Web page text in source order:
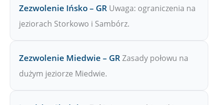
Zezwolenie Ińsko – GR Uwaga: ograniczenia na
jeziorach Storkowo i Sambórz.
Zezwolenie Miedwie – GRZasady połowu na
dużym jeziorze Miedwie.